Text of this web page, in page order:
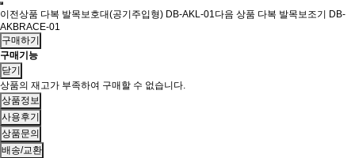
이전상품 다복 발목보호대(공기주입형) DB-AKL-01다음 상품 다복 발목보조기 DB-
AKBRACE-01
구매하기
구매기능
닫기
상품의 재고가 부족하여 구매할 수 없습니다.
상품정보
사용후기
상품문의
배송/교환